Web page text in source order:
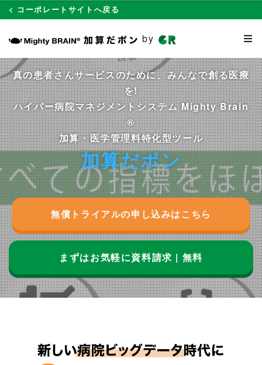
< コーポレートサイトへ戻る
by
真の患者さんサービスのために、みんなで創る医療
を!
ハイパー病院マネジメントシステム Mighty Brain
®
加算・医学管理料特化型ツール
加算だポン
まずはお気軽に資料請求 | 無料
無償トライアルの申し込みはこちら